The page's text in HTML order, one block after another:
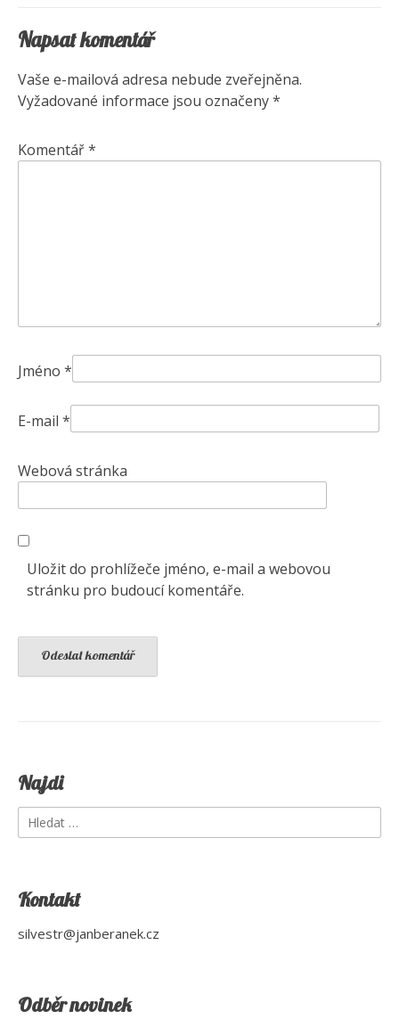
Napsat komentář
Vaše e-mailová adresa nebude zveřejněna.
Vyžadované informace jsou označeny*
Komentář*
Jméno *
E-mail *
Webová stránka
Uložit do prohlížeče jméno, e-mail a webovou
stránku pro budoucí komentáře.
Najdi
Vyhledávání
Kontakt
silvestr@janberanek.cz
Odběr novinek